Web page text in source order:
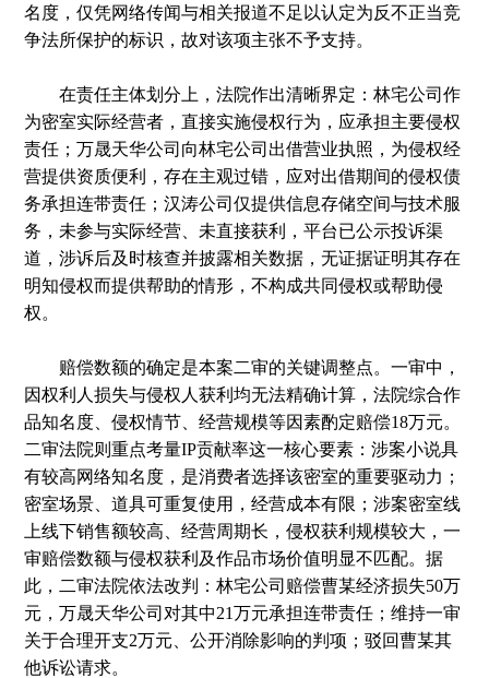
名度，仅凭网络传闻与相关报道不足以认定为反不正当竞
争法所保护的标识，故对该项主张不予支持。
在责任主体划分上，法院作出清晰界定：林宅公司作
为密室实际经营者，直接实施侵权行为，应承担主要侵权
责任；万晟天华公司向林宅公司出借营业执照，为侵权经
营提供资质便利，存在主观过错，应对出借期间的侵权债
务承担连带责任；汉涛公司仅提供信息存储空间与技术服
务，未参与实际经营、未直接获利，平台已公示投诉渠
道，涉诉后及时核查并披露相关数据，无证据证明其存在
明知侵权而提供帮助的情形，不构成共同侵权或帮助侵
权。
赔偿数额的确定是本案二审的关键调整点。一审中，
因权利人损失与侵权人获利均无法精确计算，法院综合作
品知名度、侵权情节、经营规模等因素酌定赔偿18万元。
二审法院则重点考量IP贡献率这一核心要素：涉案小说具
有较高网络知名度，是消费者选择该密室的重要驱动力；
密室场景、道具可重复使用，经营成本有限；涉案密室线
上线下销售额较高、经营周期长，侵权获利规模较大，一
审赔偿数额与侵权获利及作品市场价值明显不匹配。据
此，二审法院依法改判：林宅公司赔偿曹某经济损失50万
元，万晟天华公司对其中21万元承担连带责任；维持一审
关于合理开支2万元、公开消除影响的判项；驳回曹某其
他诉讼请求。